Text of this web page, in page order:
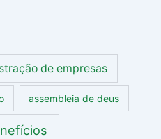
de empresas
assembleia de deus